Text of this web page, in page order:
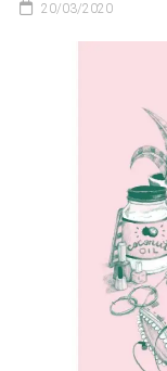
20/03/2020